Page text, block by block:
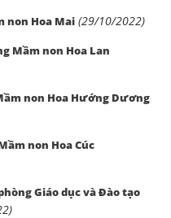
non Hoa Mai (29/10/2022)
Mầm non Hoa Lan
non Hoa Hướng Dương
non Hoa Cúc
Giáo dục và Đào tạo